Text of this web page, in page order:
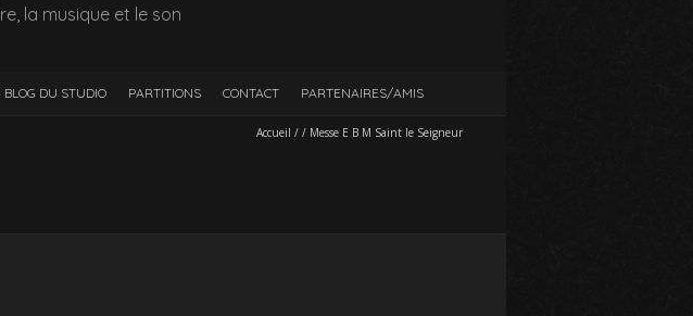
la musique et le son
BLOG DU STUDIO PARTITIONS CONTACT PARTENAIRES/AMIS
Accueil / / Messe E B M Saint le Seigneur